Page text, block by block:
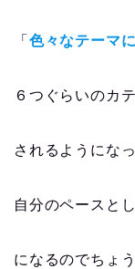
「 色々なテーマ
６つぐらいのカ
されるようになっ
自分のペースと
になるのでちょ